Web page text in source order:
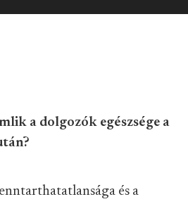
a dolgozók egészsége a
és a